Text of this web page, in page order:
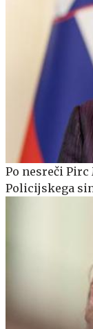
Po nesreči
Policijskega